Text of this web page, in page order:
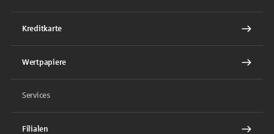
Kreditkarte
Wertpapiere
Services
Filialen